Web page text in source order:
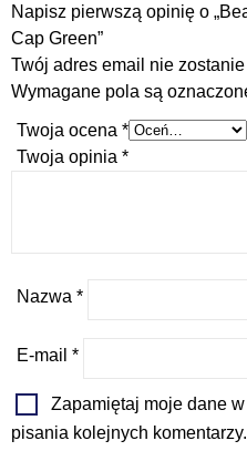
Napisz pierwszą opinię o
Cap Green”
Twój adres email nie
Wymagane pola są
Twoja ocena *
Twoja opinia *
Nazwa *
E-mail *
Zapamiętaj moje dane
pisania kolejnych komentarzy.